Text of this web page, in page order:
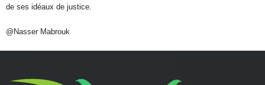
de ses idéaux de justice.
@Nasser Mabrouk